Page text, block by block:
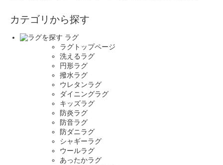
カテゴリから探す
ラグ
ラグトップページ
洗えるラグ
円形ラグ
撥水ラグ
ウレタンラグ
ダイニングラグ
キッズラグ
防炎ラグ
防音ラグ
防ダニラグ
シャギーラグ
ウールラグ
あったかラグ